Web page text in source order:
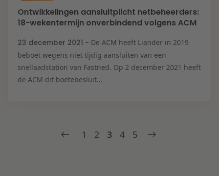
Ontwikkelingen aansluitplicht netbeheerders:
18-wekentermijn onverbindend volgens ACM
23 december 2021 - De ACM heeft Liander in 2019
beboet wegens niet tijdig aansluiten van een
snellaadstation van Fastned. Op 2 december 2021 heeft
de ACM dit boetebesluit...
1 2 3 4 5